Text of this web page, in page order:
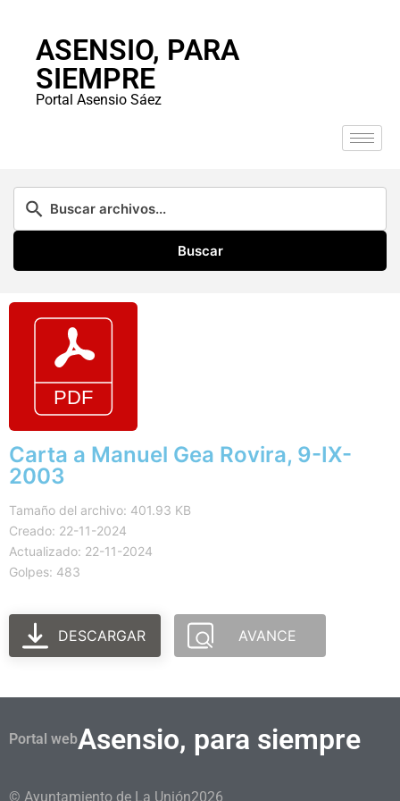
ASENSIO, PARA
SIEMPRE
Portal Asensio Sáez
Buscar
Carta a Manuel Gea Rovira, 9-IX-
2003
Tamaño del archivo: 401.93 KB
Creado: 22-11-2024
Actualizado: 22-11-2024
Golpes: 483
DESCARGAR AVANCE
Portal webAsensio, para siempre
© Ayuntamiento de La Unión2026